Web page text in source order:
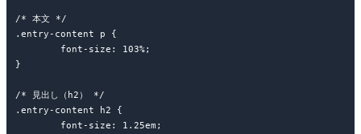
/* 本文 */
.entry-content p {
}
/* 見出し（h2） */
.entry-content h2 {